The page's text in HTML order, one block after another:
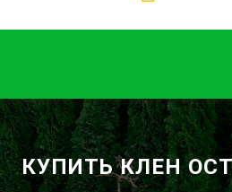
КУПИТЬ КЛЕН